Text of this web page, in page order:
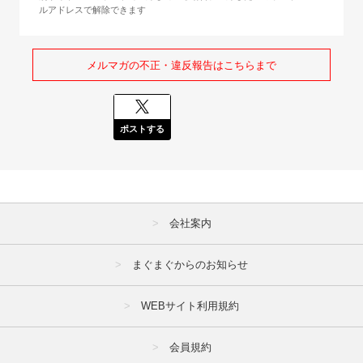
ルアドレスで解除できます
メルマガの不正・違反報告はこちらまで
ポストする
会社案内
まぐまぐからのお知らせ
WEBサイト利用規約
会員規約